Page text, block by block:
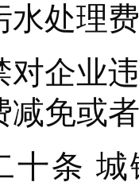
水处理
对企业
减免或
十条